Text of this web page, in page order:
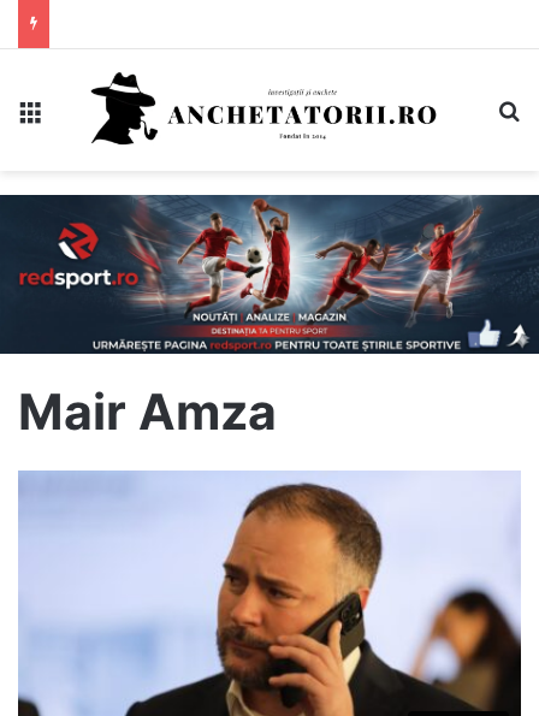
Mair Amza